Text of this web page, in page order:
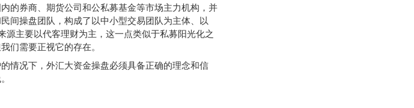
券商、期货公司和公私募基金等市场主力机构，并
间操盘团队，构成了以中小型交易团队为主体、以
主要以代客理财为主，这一点类似于私募阳光化之
们需要正视它的存在。
况下，外汇大资金操盘必须具备正确的理念和信